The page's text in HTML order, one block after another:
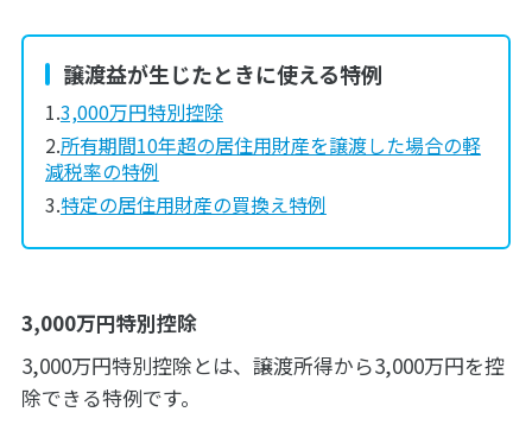
譲渡益が生じたときに使える特例
3,000万円特別控除
所有期間10年超の居住用財産を譲渡した場合の軽
減税率の特例
特定の居住用財産の買換え特例
3,000万円特別控除
3,000万円特別控除とは、譲渡所得から3,000万円を控
除できる特例です。